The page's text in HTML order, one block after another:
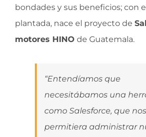
bondades y sus beneficios; con
plantada, nace el proyecto de
motores HINO de Guatemala.
“Entendíamos que
necesitábamos una
como Salesforce, que nos
permitiera administrar